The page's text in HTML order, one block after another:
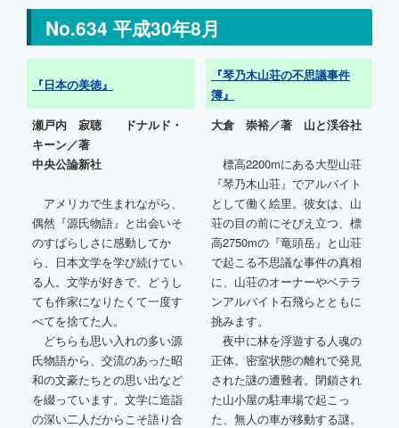
No.634 平成30年8月
『日本の美徳』
『琴乃木山荘の不思議事件
簿』
瀬戸内 寂聴 ドナルド・
キーン／著
中央公論新社
アメリカで生まれながら、
偶然『源氏物語』と出会いそ
のすばらしさに感動してか
ら、日本文学を学び続けてい
る人。文学が好きで、どうし
ても作家になりたくて一度す
べてを捨てた人。
どちらも思い入れの多い源
氏物語から、交流のあった昭
和の文豪たちとの思い出など
を綴っています。文学に造詣
の深い二人だからこそ語り合
大倉 崇裕／著 山と渓谷社
標高2200mにある大型山荘
『琴乃木山荘』でアルバイト
として働く絵里。彼女は、山
荘の目の前にそびえ立つ、標
高2750mの『竜頭岳』と山荘
で起こる不思議な事件の真相
に、山荘のオーナーやベテラ
ンアルバイト石飛らとともに
挑みます。
夜中に林を浮遊する人魂の
正体。密室状態の離れで発見
された謎の遭難者。閉鎖され
た山小屋の駐車場で起こっ
た、無人の車が移動する謎。